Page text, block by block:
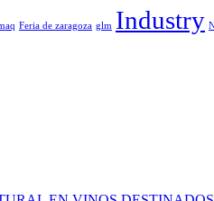
Feria de zaragoza glm Industry